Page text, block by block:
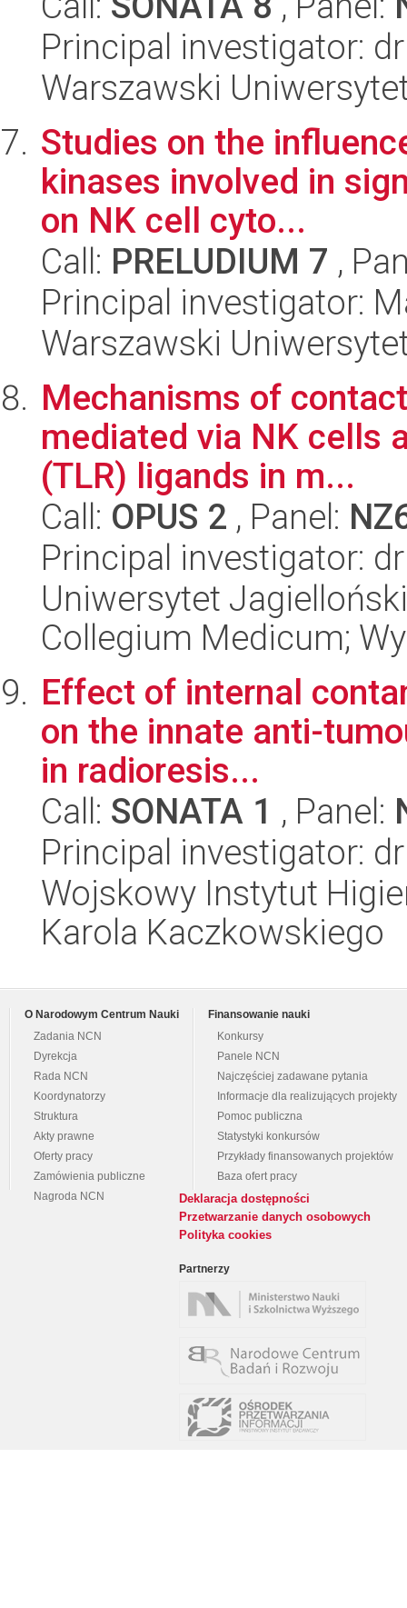
Principal investigator:
Warszawski
Studies on the
kinases involved in
on NK cell cyto...
Call: PRELUDIUM 7 ,
Principal investigator:
Warszawski
Mechanisms of
mediated via NK cells
(TLR) ligands in m...
Call: OPUS 2 , Panel:
Principal investigator:
Uniwersytet
Collegium Medicum;
Effect of internal
on the innate anti-
in radioresis...
Call: SONATA 1 , Panel:
Principal investigator:
Wojskowy Instytut
Karola Kaczkowskiego
O Narodowym Centrum Nauki
Zadania NCN
Dyrekcja
Rada NCN
Koordynatorzy
Struktura
Akty prawne
Oferty pracy
Zamówienia publiczne
Nagroda NCN
Finansowanie nauki
Konkursy
Panele NCN
Najczęściej zadawane pytania
Informacje dla realizujących projekty
Pomoc publiczna
Statystyki konkursów
Przykłady finansowanych projektów
Baza ofert pracy
Deklaracja dostępności
Przetwarzanie danych osobowych
Polityka cookies
Partnerzy